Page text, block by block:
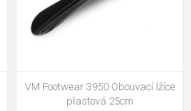
VM Footwear 3102 Tkaničky
ploché